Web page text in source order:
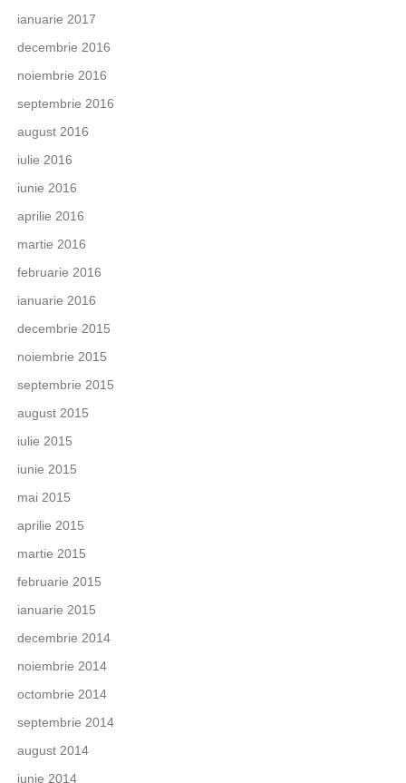
ianuarie 2017
decembrie 2016
noiembrie 2016
septembrie 2016
august 2016
iulie 2016
iunie 2016
aprilie 2016
martie 2016
februarie 2016
ianuarie 2016
decembrie 2015
noiembrie 2015
septembrie 2015
august 2015
iulie 2015
iunie 2015
mai 2015
aprilie 2015
martie 2015
februarie 2015
ianuarie 2015
decembrie 2014
noiembrie 2014
octombrie 2014
septembrie 2014
august 2014
iunie 2014